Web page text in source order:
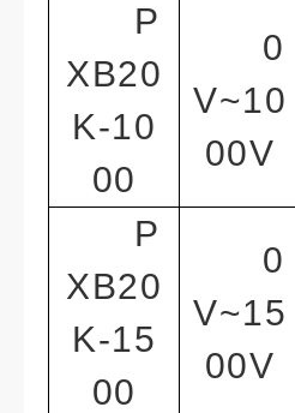
P
XB20
K-10
00
0
V~10
00V
P
XB20
K-15
00
0
V~15
00V